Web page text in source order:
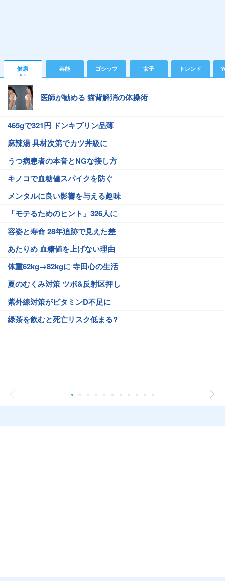
健康 芸能 ゴシップ 女子 トレンド
医師が勧める 猫背解消の体操術
465gで321円 ドンキプリン品薄
麻辣湯 具材次第でカツ丼級に
うつ病患者の本音とNGな接し方
キノコで血糖値スパイクを防ぐ
メンタルに良い影響を与える趣味
「モテるためのヒント」326人に
容姿と寿命 28年追跡で見えた差
あたりめ 血糖値を上げない理由
体重62kg→82kgに 寺田心の生活
夏のむくみ対策 ツボ&反射区押し
紫外線対策がビタミンD不足に
緑茶を飲むと死亡リスク低まる?